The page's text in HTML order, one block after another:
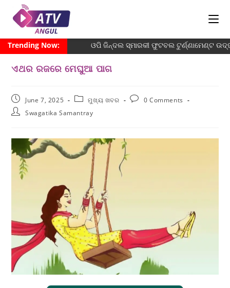
Trending Now: ଓପି ଜିନ୍ଦଲ ସ୍ମାରକୀ ଫୁଟବଲ ଟୁର୍ଣ୍ଣାମେଣ୍ଟ
ଏଥର ରଜରେ ମେଘୁଆ ପାଗ
June 7, 2025 ମୁଖ୍ୟ ଖବର
0 Comments
Swagatika Samantray